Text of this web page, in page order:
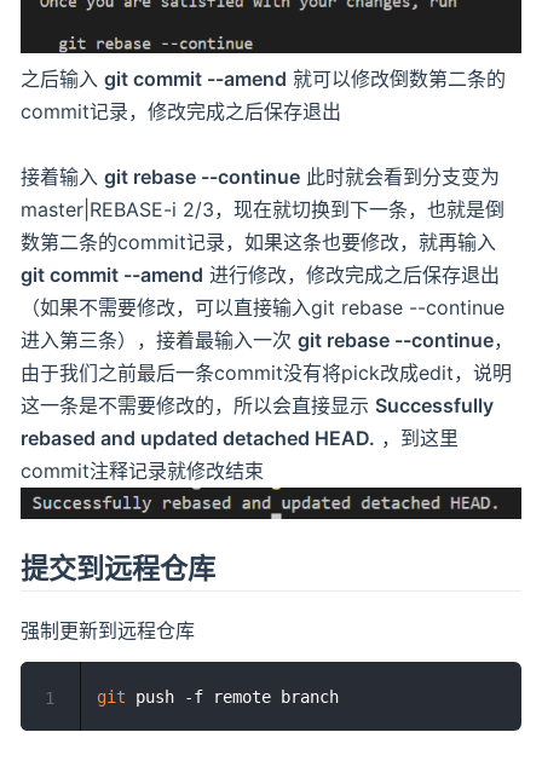
之后输入 git commit --amend 就可以修改倒数第二条的
commit记录，修改完成之后保存退出
接着输入 git rebase --continue此时就会看到分支变为
master|REBASE-i 2/3，现在就切换到下一条，也就是倒
数第二条的commit记录，如果这条也要修改，就再输入
git commit --amend 进行修改，修改完成之后保存退出
（如果不需要修改，可以直接输入git rebase --continue
进入第三条），接着最输入一次 git rebase --continue，
由于我们之前最后一条commit没有将pick改成edit，说明
这一条是不需要修改的，所以会直接显示 Successfully
rebased and updated detached HEAD. ，到这里
commit注释记录就修改结束
提交到远程仓库
强制更新到远程仓库
git push -f remote branch
1